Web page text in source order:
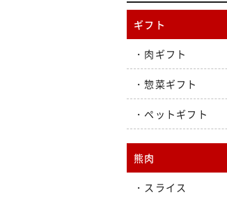
ギフト
肉ギフト
惣菜ギフト
ペットギフト
熊肉
スライス